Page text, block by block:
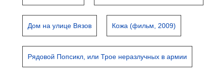
Дом на улице Вязов Кожа (фильм, 2009)
Рядовой Попсикл, или Трое неразлучных в армии